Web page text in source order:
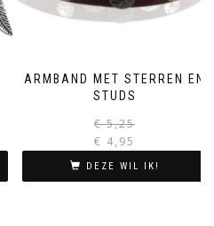
ARMBAND MET STERREN EN
STUDS
€5,25
€ 4,95
DEZE WIL IK!